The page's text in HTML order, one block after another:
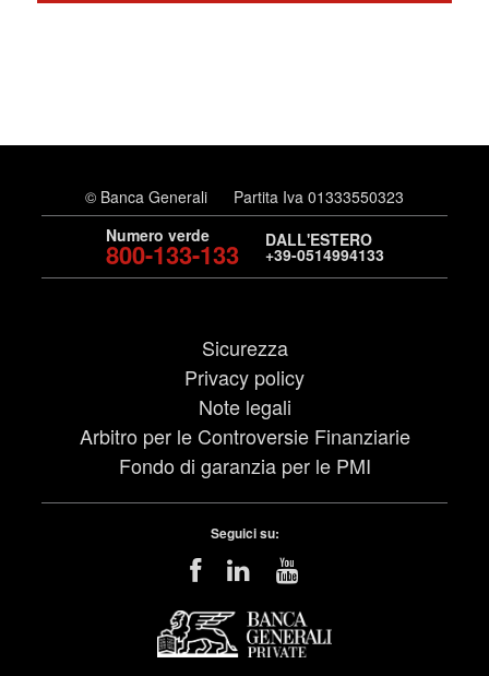
© Banca Generali
Partita Iva 01333550323
Numero verde
800-133-133 DALL'ESTERO
+39-0514994133
Sicurezza
Privacy policy
Note legali
Arbitro per le Controversie Finanziarie
Fondo di garanzia per le PMI
Seguici su: